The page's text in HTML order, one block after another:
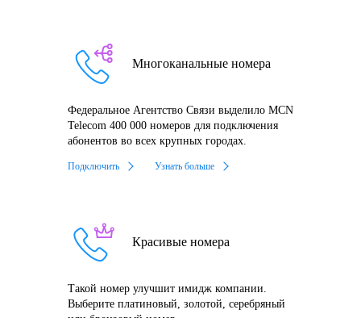
Многоканальные номера
Федеральное Агентство Связи выделило MCN
Telecom 400 000 номеров для подключения
абонентов во всех крупных городах.
Подключить Узнать больше
Красивые номера
Такой номер улучшит имидж компании.
Выберите платиновый, золотой, серебряный